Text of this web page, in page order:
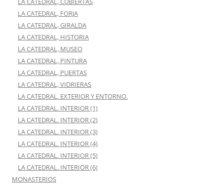
LA CATEDRAL, FORJA
LA CATEDRAL, GIRALDA
LA CATEDRAL, HISTORIA
LA CATEDRAL, MUSEO
LA CATEDRAL, PINTURA
LA CATEDRAL, PUERTAS
LA CATEDRAL, VIDRIERAS
LA CATEDRAL. EXTERIOR Y ENTORNO.
LA CATEDRAL. INTERIOR (1)
LA CATEDRAL. INTERIOR (2)
LA CATEDRAL. INTERIOR (3)
LA CATEDRAL. INTERIOR (4)
LA CATEDRAL. INTERIOR (5)
LA CATEDRAL. INTERIOR (6)
MONASTERIOS